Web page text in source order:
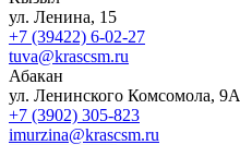
ул. Ленина, 15
+7 (39422) 6-02-27
tuva@krascsm.ru
Абакан
ул. Ленинского Комсомола, 9А
+7 (3902) 305-823
imurzina@krascsm.ru